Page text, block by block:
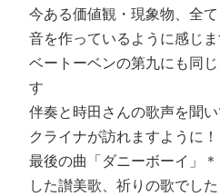
今ある価値観・現象物、全
音を作っているように感じ
ベートーベンの第九にも同
す
伴奏と時田さんの歌声を聞
クライナが訪れますように！
最後の曲「ダニーボーイ」
した讃美歌、祈りの歌でした